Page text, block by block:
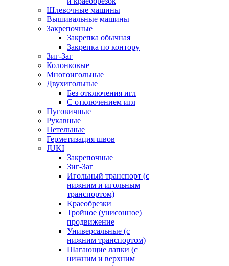
Шлевочные машины
Вышивальные машины
Закрепочные
Закрепка обычная
Закрепка по контору
Зиг-Заг
Колонковые
Многоигольные
Двухигольные
Без отключения игл
С отключением игл
Пуговичные
Рукавные
Петельные
Герметизация швов
JUKI
Закрепочные
Зиг-Заг
Игольный транспорт (с
нижним и игольным
транспортом)
Краеобрезки
Тройное (унисонное)
продвижение
Универсальные (с
нижним транспортом)
Шагающие лапки (с
нижним и верхним